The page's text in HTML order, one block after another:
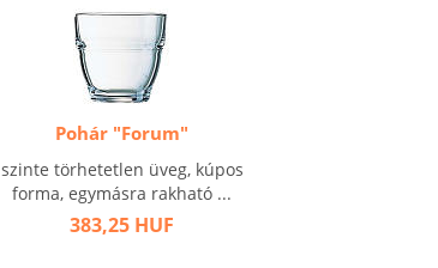
Pohár "Forum"
szinte törhetetlen üveg, kúpos
forma, egymásra rakható ...
383,25 HUF